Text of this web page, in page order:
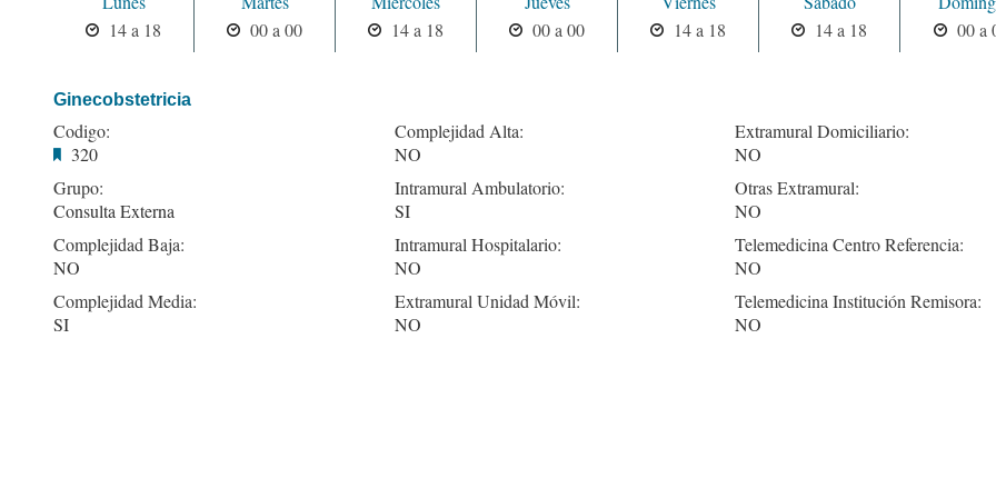
14 a 18
00 a 00
14 a 18
00 a 00
14 a 18
14 a 18
00 a
Ginecobstetricia
Codigo:
320
Grupo:
Consulta Externa
Complejidad Baja:
NO
Complejidad Media:
SI
Complejidad Alta:
NO
Intramural Ambulatorio:
SI
Intramural Hospitalario:
NO
Extramural Unidad Móvil:
NO
Extramural Domiciliario:
NO
Otras Extramural:
NO
Telemedicina Centro Referencia:
NO
Telemedicina Institución Remisora:
NO